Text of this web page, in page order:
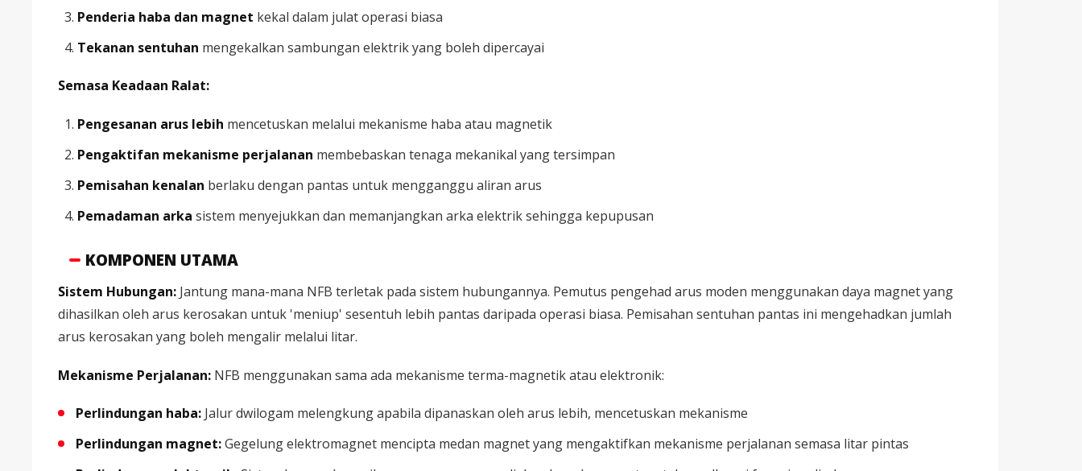
Penderia haba dan magnet kekal dalam julat operasi biasa
Tekanan sentuhan mengekalkan sambungan elektrik yang boleh dipercayai
Semasa Keadaan Ralat:
Pengesanan arus lebih mencetuskan melalui mekanisme haba atau magnetik
Pengaktifan mekanisme perjalanan membebaskan tenaga mekanikal yang tersimpan
Pemisahan kenalan berlaku dengan pantas untuk mengganggu aliran arus
Pemadaman arka sistem menyejukkan dan memanjangkan arka elektrik sehingga kepupusan
KOMPONEN UTAMA
Sistem Hubungan: Jantung mana-mana NFB terletak pada sistem hubungannya. Pemutus pengehad arus moden menggunakan daya magnet yang
dihasilkan oleh arus kerosakan untuk 'meniup' sesentuh lebih pantas daripada operasi biasa. Pemisahan sentuhan pantas ini mengehadkan jumlah
arus kerosakan yang boleh mengalir melalui litar.
Mekanisme Perjalanan: NFB menggunakan sama ada mekanisme terma-magnetik atau elektronik:
Perlindungan haba: Jalur dwilogam melengkung apabila dipanaskan oleh arus lebih, mencetuskan mekanisme
Perlindungan magnet:Gegelung elektromagnet mencipta medan magnet yang mengaktifkan mekanisme perjalanan semasa litar pintas